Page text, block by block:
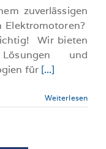
zuverlässigen
Wir bieten
und
für [...]
Weiterlesen